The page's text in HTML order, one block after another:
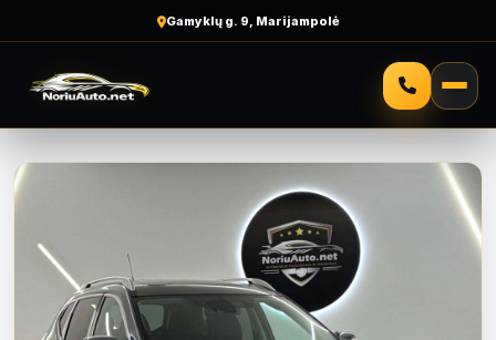
Gamyklų g. 9, Marijampolė